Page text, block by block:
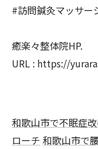
#訪問鍼灸マッサー
癒楽々整体院HP.
URL : https://
和歌山市で不眠症
ローチ 和歌山市で